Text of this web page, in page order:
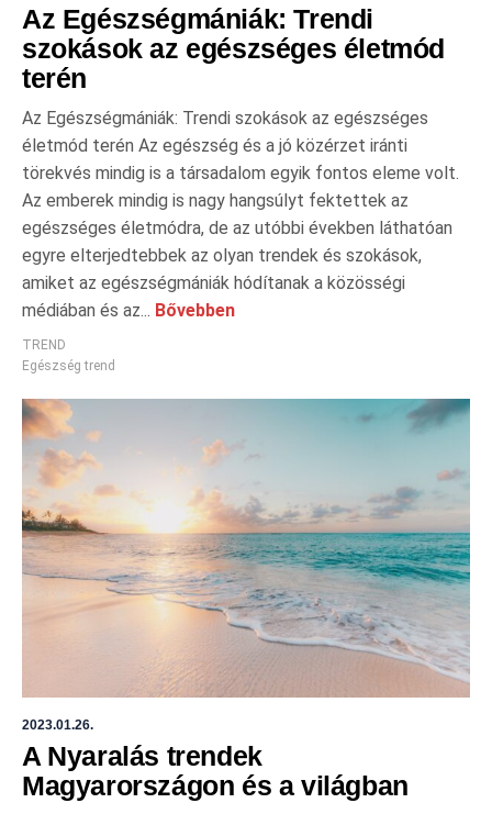
Az Egészségmániák: Trendi
szokások az egészséges életmód
terén
Az Egészségmániák: Trendi szokások az egészséges
életmód terén Az egészség és a jó közérzet iránti
törekvés mindig is a társadalom egyik fontos eleme volt.
Az emberek mindig is nagy hangsúlyt fektettek az
egészséges életmódra, de az utóbbi években láthatóan
egyre elterjedtebbek az olyan trendek és szokások,
amiket az egészségmániák hódítanak a közösségi
médiában és az... Bővebben
TREND
Egészség trend
2023.01.26.
A Nyaralás trendek
Magyarországon és a világban